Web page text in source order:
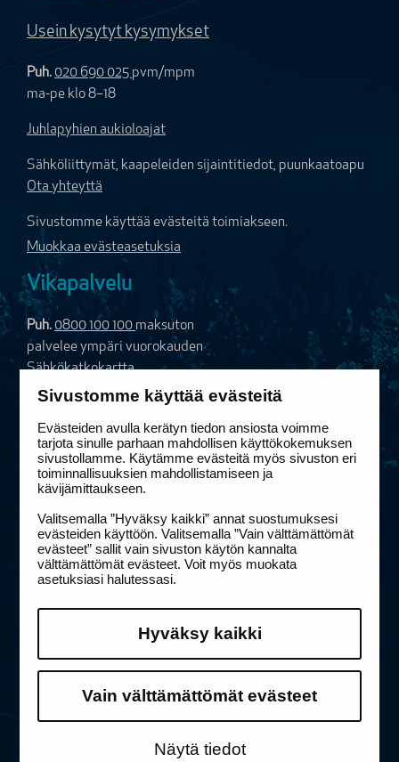
Sivustomme käyttää evästeitä
Evästeiden avulla kerätyn tiedon ansiosta voimme
tarjota sinulle parhaan mahdollisen käyttökokemuksen
sivustollamme. Käytämme evästeitä myös sivuston eri
toiminnallisuuksien mahdollistamiseen ja
kävijämittaukseen.
Valitsemalla ”Hyväksy kaikki” annat suostumuksesi
evästeiden käyttöön. Valitsemalla ”Vain välttämättömät
evästeet” sallit vain sivuston käytön kannalta
välttämättömät evästeet. Voit myös muokata
asetuksiasi halutessasi.
Hyväksy kaikki
Vain välttämättömät evästeet
Näytä tiedot
Usein kysytyt kysymykset
Puh. 020 690 025 pvm/mpm
ma-pe klo 8–18
Juhlapyhien aukioloajat
Sähköliittymät, kaapeleiden sijaintitiedot, puunkaatoapu
Ota yhteyttä
Sivustomme käyttää evästeitä toimiakseen.
Muokkaa evästeasetuksia
Vikapalvelu
Puh. 0800 100 100 maksuton
palvelee ympäri vuorokauden
Sähkökatkokartta
Sähköinen vikailmoitus
Vaihde
Puh. 020 586 11
etunimi.sukunimi@elenia.fi
Yhteystiedot ja laskutusosoitteet
Linkit
Saavutettavuus
Sivuston käyttöehdot
Sähkökatkojen hyvitykset ja korvaukset